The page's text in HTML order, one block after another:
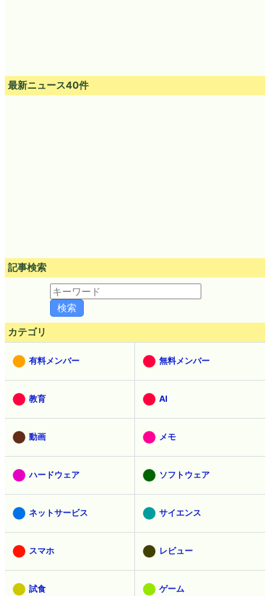
最新ニュース40件
記事検索
カテゴリ
有料メンバー 無料メンバー
教育 AI
動画 メモ
ハードウェア ソフトウェア
ネットサービス サイエンス
スマホ レビュー
試食 ゲーム